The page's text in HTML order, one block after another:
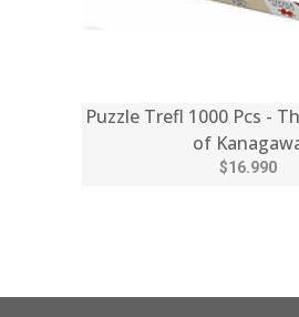
Puzzle Trefl 1000 Pcs -
of
$16.990